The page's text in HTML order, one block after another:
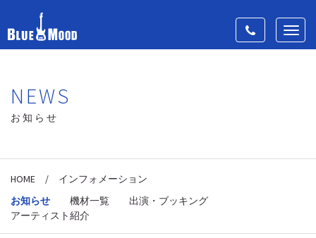
Toggle
navigation
NEWS
お知らせ
HOME /
インフォメーション
お知らせ
機材一覧
出演・ブッキング
アーティスト紹介